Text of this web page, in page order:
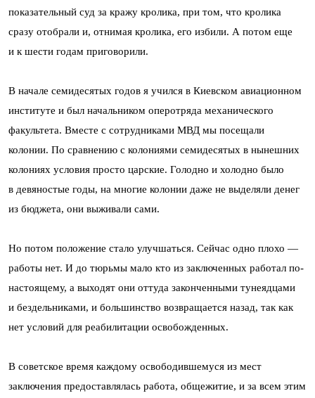
показательный суд за кражу кролика, при том, что кролика
сразу отобрали и, отнимая кролика, его избили. А потом еще
и к шести годам приговорили.
В начале семидесятых годов я учился в Киевском авиационном
институте и был начальником оперотряда механического
факультета. Вместе с сотрудниками МВД мы посещали
колонии. По сравнению с колониями семидесятых в нынешних
колониях условия просто царские. Голодно и холодно было
в девяностые годы, на многие колонии даже не выделяли денег
из бюджета, они выживали сами.
Но потом положение стало улучшаться. Сейчас одно плохо —
работы нет. И до тюрьмы мало кто из заключенных работал по-
настоящему, а выходят они оттуда законченными тунеядцами
и бездельниками, и большинство возвращается назад, так как
нет условий для реабилитации освобожденных.
В советское время каждому освободившемуся из мест
заключения предоставлялась работа, общежитие, и за всем этим